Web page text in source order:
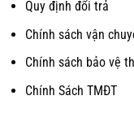
Quy định đổi trả
Chính sách vận
Chính sách bảo vệ
Chính Sách TMĐT